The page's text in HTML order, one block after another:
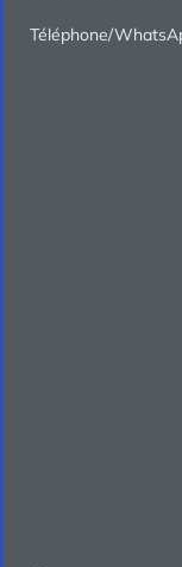
Téléphone/